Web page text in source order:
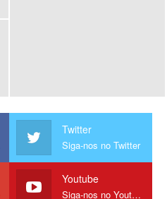
Twitter
Siga-nos no Twitter
Youtube
Siga-nos no Youtube